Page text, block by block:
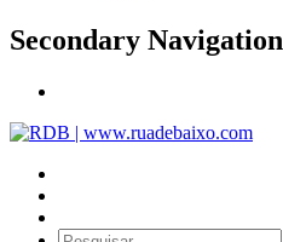
Secondary Navigation